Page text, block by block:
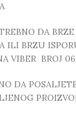
DA
ILI BRZU
VIBER BROJ
DA